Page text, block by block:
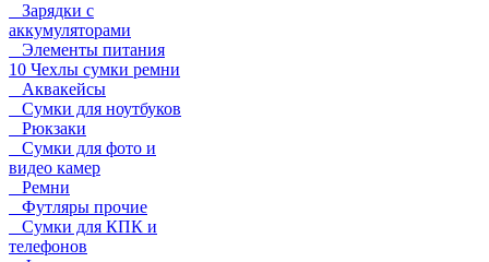
Зарядки с
аккумуляторами
Элементы питания
10 Чехлы сумки ремни
Аквакейсы
Сумки для ноутбуков
Рюкзаки
Сумки для фото и
видео камер
Ремни
Футляры прочие
Сумки для КПК и
телефонов